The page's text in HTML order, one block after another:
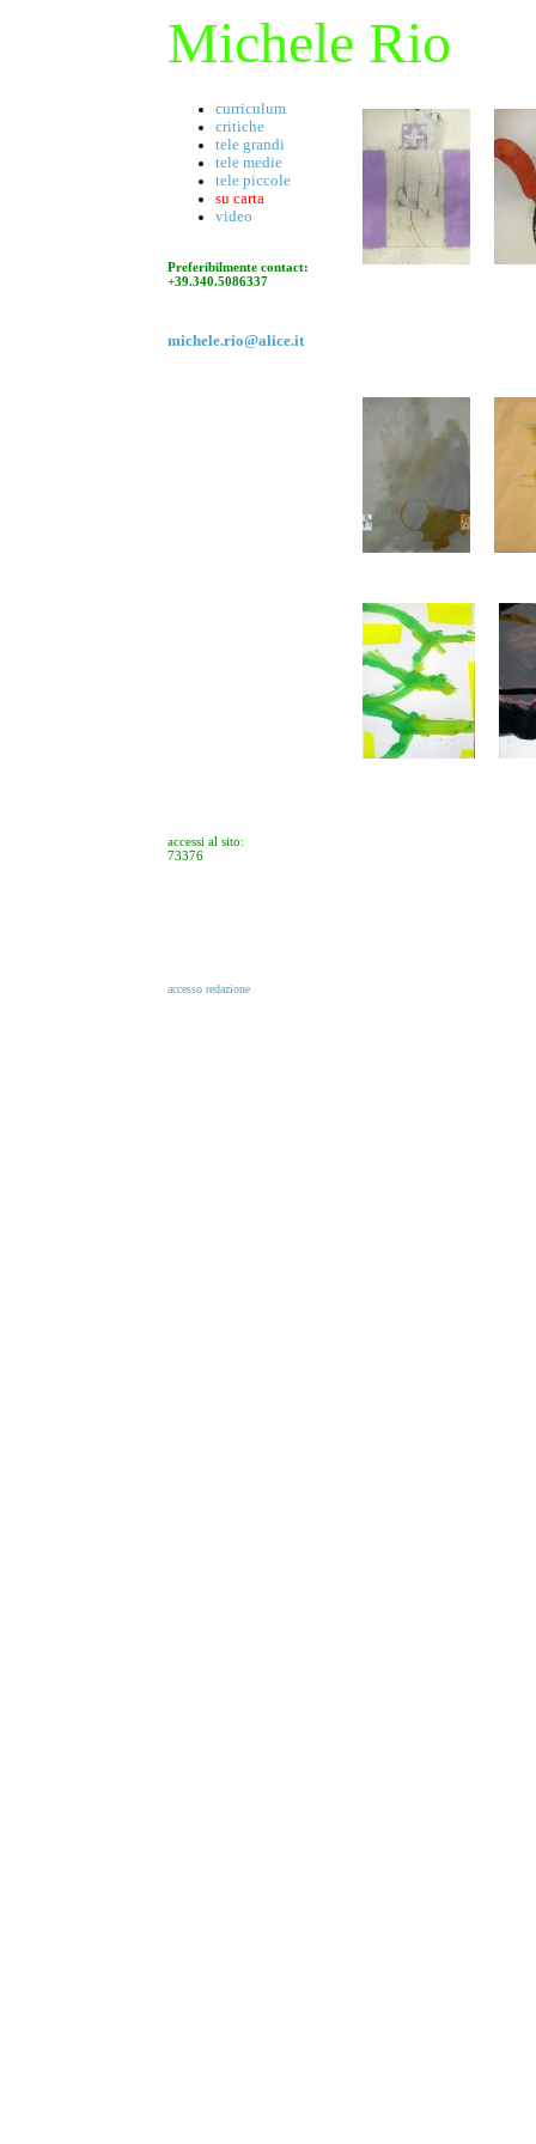
Michele Rio
curriculum
critiche
tele grandi
tele medie
tele piccole
su carta
video
Preferibilmente contact:
+39.340.5086337
michele.rio@alice.it
accessi al sito:
73376
accesso redazione